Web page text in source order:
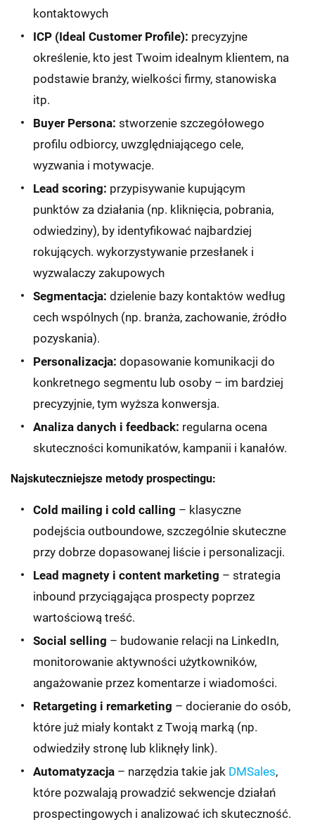
kontaktowych
ICP (Ideal Customer Profile): precyzyjne
określenie, kto jest Twoim idealnym klientem, na
podstawie branży, wielkości firmy, stanowiska
itp.
Buyer Persona: stworzenie szczegółowego
profilu odbiorcy, uwzględniającego cele,
wyzwania i motywacje.
Lead scoring: przypisywanie kupującym
punktów za działania (np. kliknięcia, pobrania,
odwiedziny), by identyfikować najbardziej
rokujących. wykorzystywanie przesłanek i
wyzwalaczy zakupowych
Segmentacja: dzielenie bazy kontaktów według
cech wspólnych (np. branża, zachowanie, źródło
pozyskania).
Personalizacja: dopasowanie komunikacji do
konkretnego segmentu lub osoby – im bardziej
precyzyjnie, tym wyższa konwersja.
Analiza danych i feedback: regularna ocena
skuteczności komunikatów, kampanii i kanałów.
Najskuteczniejsze metody prospectingu:
Cold mailing i cold calling – klasyczne
podejścia outboundowe, szczególnie skuteczne
przy dobrze dopasowanej liście i personalizacji.
Lead magnety i content marketing – strategia
inbound przyciągająca prospecty poprzez
wartościową treść.
Social selling – budowanie relacji na LinkedIn,
monitorowanie aktywności użytkowników,
angażowanie przez komentarze i wiadomości.
Retargeting i remarketing – docieranie do osób,
które już miały kontakt z Twoją marką (np.
odwiedziły stronę lub kliknęły link).
Automatyzacja – narzędzia takie jak DMSales,
które pozwalają prowadzić sekwencje działań
prospectingowych i analizować ich skuteczność.